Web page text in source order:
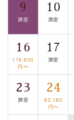
■貸切温泉風呂
眺望はございま
む貸切温泉風呂
トな空間をお愉
【旅】
■諏訪大社4社を
豊富な知識を持
案内します。事
9
満室
10
満室
16
116,600
円〜
17
満室
23
満室
24
92,180
円〜